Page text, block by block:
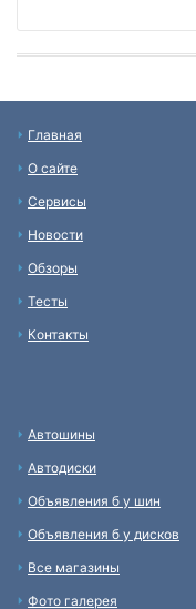
Главная
О сайте
Сервисы
Новости
Обзоры
Тесты
Контакты
Автошины
Автодиски
Объявления б у шин
Объявления б у дисков
Все магазины
Фото галерея